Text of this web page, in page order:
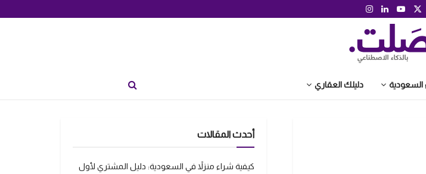
السعودية دليلك العقاري
أحدث المقالات
كيفية شراء منزلاً في السعودية: دليل المشتري لأول